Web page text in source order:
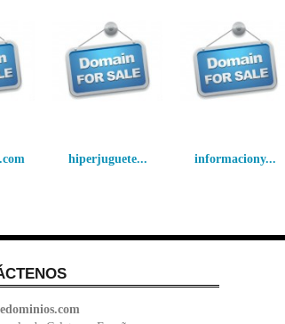
hiperjuguete... informaciony...